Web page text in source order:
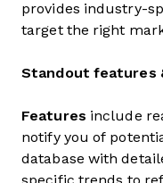
provides industry-
target the right
Standout features
Features include
notify you of
database with
specific trends to